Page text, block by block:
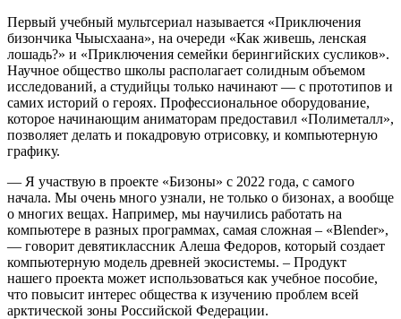
Первый учебный мультсериал называется «Приключения
бизончика Чыысхаана», на очереди «Как живешь, ленская
лошадь?» и «Приключения семейки берингийских сусликов».
Научное общество школы располагает солидным объемом
исследований, а студийцы только начинают — с прототипов и
самих историй о героях. Профессиональное оборудование,
которое начинающим аниматорам предоставил «Полиметалл»,
позволяет делать и покадровую отрисовку, и компьютерную
графику.
— Я участвую в проекте «Бизоны» с 2022 года, с самого
начала. Мы очень много узнали, не только о бизонах, а вообще
о многих вещах. Например, мы научились работать на
компьютере в разных программах, самая сложная – «Blender»,
— говорит девятиклассник Алеша Федоров, который создает
компьютерную модель древней экосистемы. – Продукт
нашего проекта может использоваться как учебное пособие,
что повысит интерес общества к изучению проблем всей
арктической зоны Российской Федерации.